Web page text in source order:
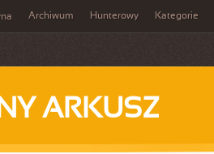
Archiwum Hunterowy Kategorie
ARKUSZ